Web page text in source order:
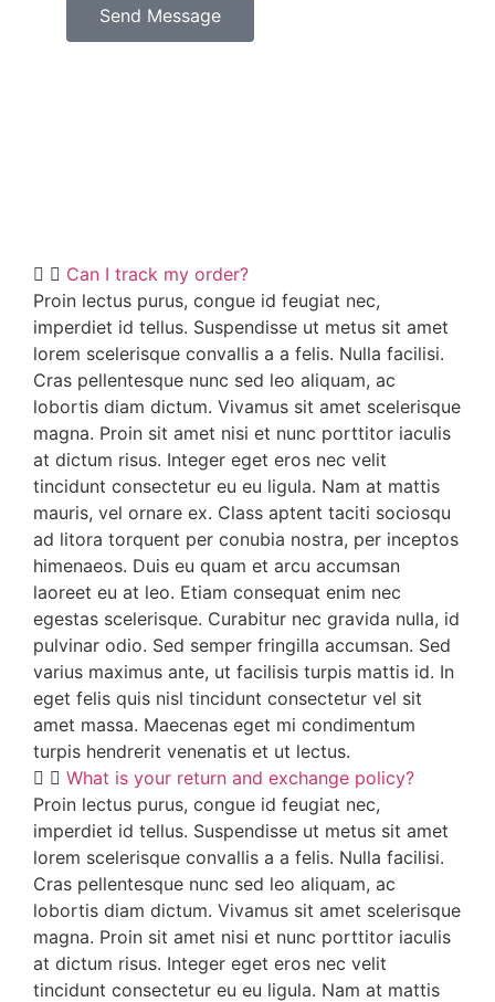
Send Message
Can I track my order?
Proin lectus purus, congue id feugiat nec,
imperdiet id tellus. Suspendisse ut metus sit amet
lorem scelerisque convallis a a felis. Nulla facilisi.
Cras pellentesque nunc sed leo aliquam, ac
lobortis diam dictum. Vivamus sit amet scelerisque
magna. Proin sit amet nisi et nunc porttitor iaculis
at dictum risus. Integer eget eros nec velit
tincidunt consectetur eu eu ligula. Nam at mattis
mauris, vel ornare ex. Class aptent taciti sociosqu
ad litora torquent per conubia nostra, per inceptos
himenaeos. Duis eu quam et arcu accumsan
laoreet eu at leo. Etiam consequat enim nec
egestas scelerisque. Curabitur nec gravida nulla, id
pulvinar odio. Sed semper fringilla accumsan. Sed
varius maximus ante, ut facilisis turpis mattis id. In
eget felis quis nisl tincidunt consectetur vel sit
amet massa. Maecenas eget mi condimentum
turpis hendrerit venenatis et ut lectus.
What is your return and exchange policy?
Proin lectus purus, congue id feugiat nec,
imperdiet id tellus. Suspendisse ut metus sit amet
lorem scelerisque convallis a a felis. Nulla facilisi.
Cras pellentesque nunc sed leo aliquam, ac
lobortis diam dictum. Vivamus sit amet scelerisque
magna. Proin sit amet nisi et nunc porttitor iaculis
at dictum risus. Integer eget eros nec velit
tincidunt consectetur eu eu ligula. Nam at mattis